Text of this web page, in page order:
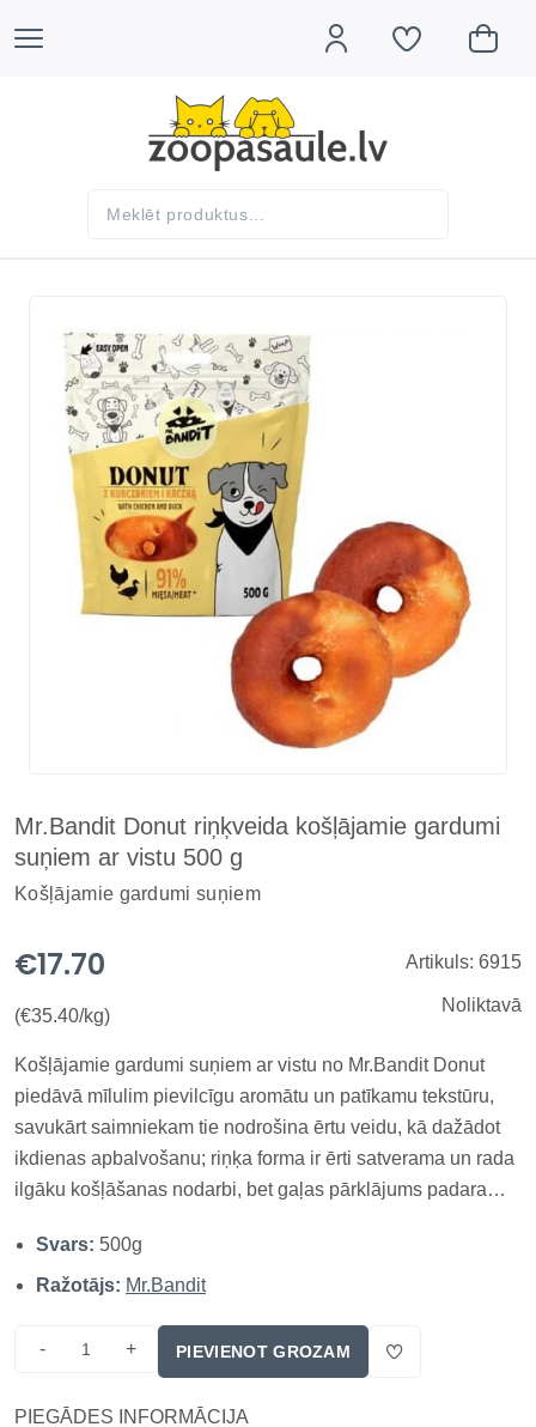
Mr.Bandit Donut riņķveida košļājamie gardumi
suņiem ar vistu 500 g
Košļājamie gardumi suņiem
€17.70
(€35.40/kg)
Artikuls: 6915
Noliktavā
Košļājamie gardumi suņiem ar vistu no Mr.Bandit Donut
piedāvā mīlulim pievilcīgu aromātu un patīkamu tekstūru,
savukārt saimniekam tie nodrošina ērtu veidu, kā dažādot
ikdienas apbalvošanu; riņķa forma ir ērti satverama un rada
ilgāku košļāšanas nodarbi, bet gaļas pārklājums padara
ļaujot apbalvošanu pielāgot mīluļa gaumei un ikdienas
paradumi...
Svars: 500g
Ražotājs: Mr.Bandit
- + PIEVIENOT GROZAM
PIEGĀDES INFORMĀCIJA